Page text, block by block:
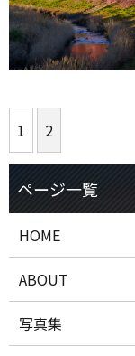
1 2
HOME
ABOUT
写真集